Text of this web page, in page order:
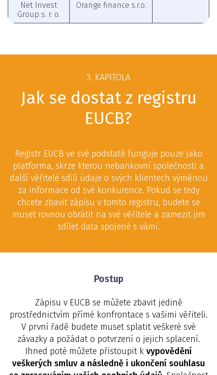
Net Invest
Group s. r. o.
Orange finance s.r.o.
3. KAPITOLA
Jak se dostat z registru
EUCB?
Registr EUCB ve své podstatě funguje pouze jako
platforma, skrze kterou nebankovní společnosti a
další věřitelé sdílí údaje o svých klientech výměnou
za informace od své konkurence. Pokud se tedy
chcete zbavit zápisu v tomto registru, budete se
muset rovnou obrátit na své věřitele a zamezit jim
sdílet data spojené s vámi.
Postup
Zápisu v EUCB se můžete zbavit jedině
prostřednictvím přímé konfrontace s vašimi věřiteli.
V první řadě budete muset splatit veškeré své
závazky a požádat o potvrzení o jejich splacení.
Ihned poté můžete přistoupit k vypovědění
veškerých smluv a následně i ukončení souhlasu